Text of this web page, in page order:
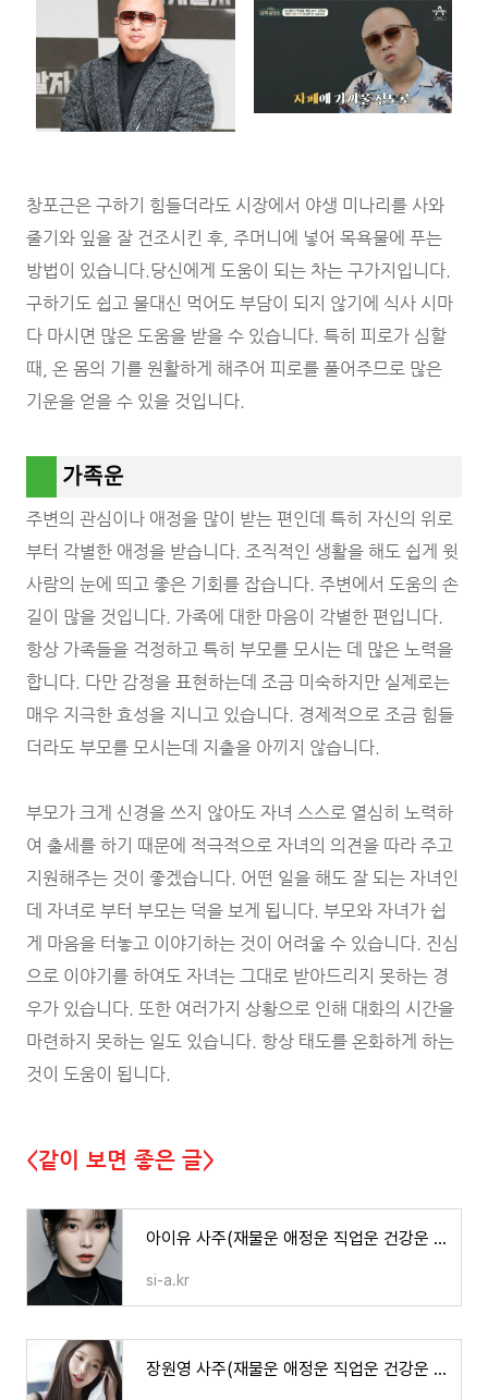
창포근은 구하기 힘들더라도 시장에서 야생 미나리를 사와
줄기와 잎을 잘 건조시킨 후, 주머니에 넣어 목욕물에 푸는
방법이 있습니다.당신에게 도움이 되는 차는 구가지입니다.
구하기도 쉽고 물대신 먹어도 부담이 되지 않기에 식사 시마
다 마시면 많은 도움을 받을 수 있습니다. 특히 피로가 심할
때, 온 몸의 기를 원활하게 해주어 피로를 풀어주므로 많은
기운을 얻을 수 있을 것입니다.
가족운
주변의 관심이나 애정을 많이 받는 편인데 특히 자신의 위로
부터 각별한 애정을 받습니다. 조직적인 생활을 해도 쉽게 윗
사람의 눈에 띄고 좋은 기회를 잡습니다. 주변에서 도움의 손
길이 많을 것입니다. 가족에 대한 마음이 각별한 편입니다.
항상 가족들을 걱정하고 특히 부모를 모시는 데 많은 노력을
합니다. 다만 감정을 표현하는데 조금 미숙하지만 실제로는
매우 지극한 효성을 지니고 있습니다. 경제적으로 조금 힘들
더라도 부모를 모시는데 지출을 아끼지 않습니다.
부모가 크게 신경을 쓰지 않아도 자녀 스스로 열심히 노력하
여 출세를 하기 때문에 적극적으로 자녀의 의견을 따라 주고
지원해주는 것이 좋겠습니다. 어떤 일을 해도 잘 되는 자녀인
데 자녀로 부터 부모는 덕을 보게 됩니다. 부모와 자녀가 쉽
게 마음을 터놓고 이야기하는 것이 어려울 수 있습니다. 진심
으로 이야기를 하여도 자녀는 그대로 받아드리지 못하는 경
우가 있습니다. 또한 여러가지 상황으로 인해 대화의 시간을
마련하지 못하는 일도 있습니다. 항상 태도를 온화하게 하는
것이 도움이 됩니다.
<같이 보면 좋은 글>
아이유 사주(재물운 애정운 직업운 건강운 가족운)
si-a.kr
장원영 사주(재물운 애정운 직업운 건강운 가족운)